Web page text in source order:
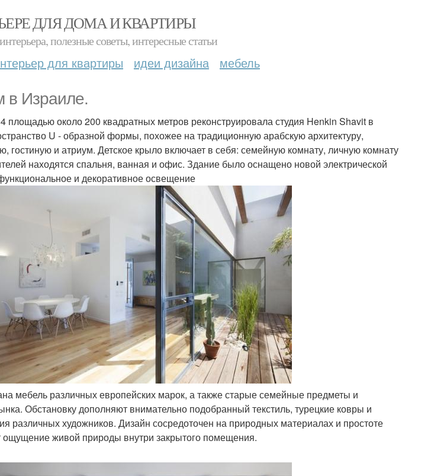
ДЛЯ ДОМА И КВАРТИРЫ
полезные советы, интересные статьи
для квартиры идеи дизайна мебель
в Израиле.
около 200 квадратных метров реконструировала студия Henkin Shavit в
U - образной формы, похожее на традиционную арабскую архитектуру,
гостиную и атриум. Детское крыло включает в себя: семейную комнату, личную комнату
находятся спальня, ванная и офис. Здание было оснащено новой электрической
и декоративное освещение
мебель различных европейских марок, а также старые семейные предметы и
Обстановку дополняют внимательно подобранный текстиль, турецкие ковры и
различных художников. Дизайн сосредоточен на природных материалах и простоте
ощущение живой природы внутри закрытого помещения.